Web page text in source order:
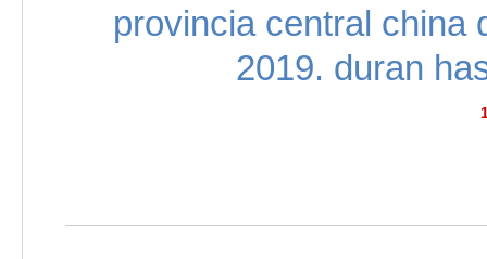
provincia central china
2019. duran